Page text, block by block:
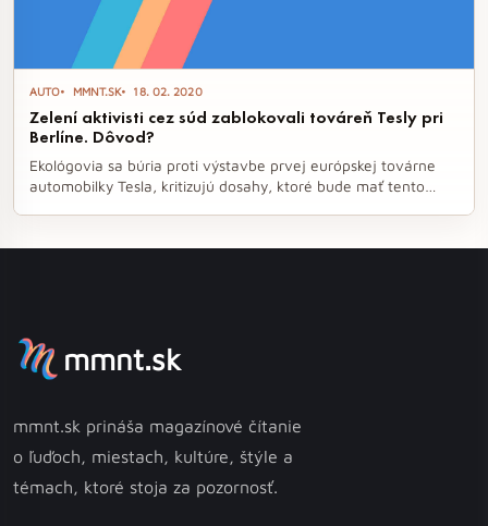
AUTO MMNT.SK 18. 02. 2020
Zelení aktivisti cez súd zablokovali továreň Tesly pri
Berlíne. Dôvod?
Ekológovia sa búria proti výstavbe prvej európskej továrne
automobilky Tesla, kritizujú dosahy, ktoré bude mať tento
nariadil pozastaviť výrub stromov na pozemku pri Berlíne, kde
mmnt.sk
mmnt.sk prináša magazínové čítanie
o ľuďoch, miestach, kultúre, štýle a
témach, ktoré stoja za pozornosť.